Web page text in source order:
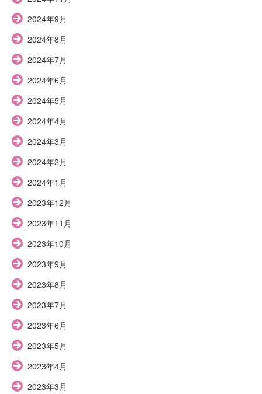
2024年9月
2024年8月
2024年7月
2024年6月
2024年5月
2024年4月
2024年3月
2024年2月
2024年1月
2023年12月
2023年11月
2023年10月
2023年9月
2023年8月
2023年7月
2023年6月
2023年5月
2023年4月
2023年3月